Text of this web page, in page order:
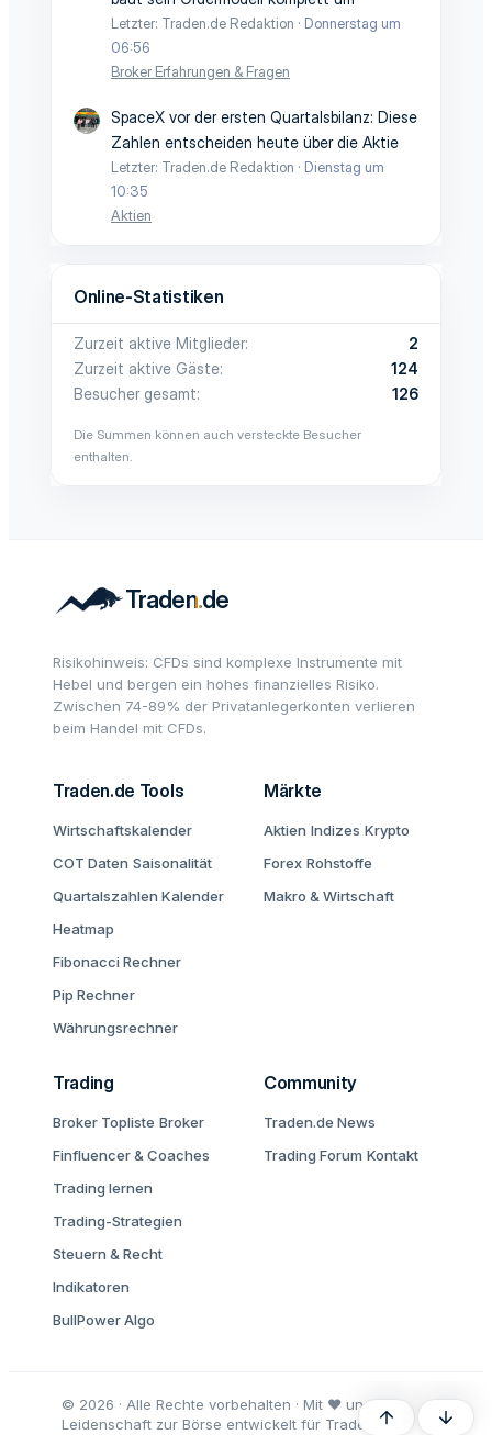
Letzter: Traden.de Redaktion
Donnerstag um
06:56
Broker Erfahrungen & Fragen
SpaceX vor der ersten Quartalsbilanz: Diese
Zahlen entscheiden heute über die Aktie
Letzter: Traden.de Redaktion
Dienstag um
10:35
Aktien
Online-Statistiken
Zurzeit aktive Mitglieder
2
Zurzeit aktive Gäste
124
Besucher gesamt
126
Die Summen können auch versteckte Besucher
enthalten.
Risikohinweis: CFDs sind komplexe Instrumente mit
Hebel und bergen ein hohes finanzielles Risiko.
Zwischen 74-89% der Privatanlegerkonten verlieren
beim Handel mit CFDs.
Traden.de Tools
Wirtschaftskalender
COT Daten Saisonalität
Quartalszahlen Kalender
Heatmap
Fibonacci Rechner
Pip Rechner
Währungsrechner
Märkte
Aktien Indizes Krypto
Forex Rohstoffe
Makro & Wirtschaft
Trading
Broker Topliste Broker
Finfluencer & Coaches
Trading lernen
Trading-Strategien
Steuern & Recht
Indikatoren
BullPower Algo
Community
Traden.de News
Trading Forum Kontakt
© 2026 · Alle Rechte vorbehalten · Mit ♥ und
Leidenschaft zur Börse entwickelt für Trader undOben Unten